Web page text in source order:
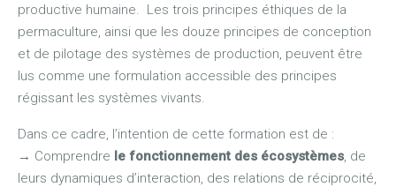
productive humaine. Les trois principes éthiques de la
permaculture, ainsi que les douze principes de conception
et de pilotage des systèmes de production, peuvent être
lus comme une formulation accessible des principes
régissant les systèmes vivants.
Dans ce cadre, l’intention de cette formation est de :
→ Comprendre le fonctionnement des écosystèmes , de
leurs dynamiques d’interaction, des relations de réciprocité,